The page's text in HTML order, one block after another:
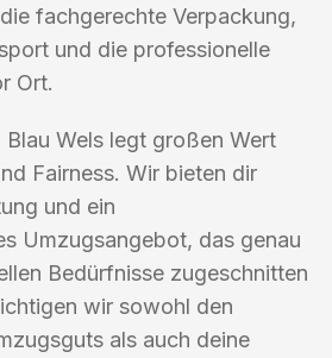
fachgerechte Verpackung,
und die professionelle
Ort.
Wels legt großen Wert
Fairness. Wir bieten dir
und ein
Umzugsangebot, das genau
Bedürfnisse zugeschnitten
wir sowohl den
als auch deine